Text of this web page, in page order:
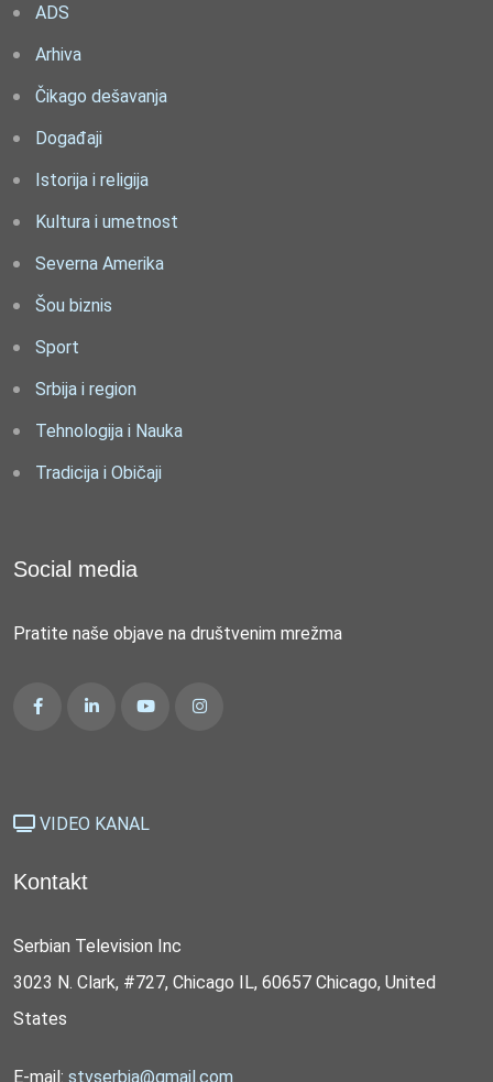
ADS
Arhiva
Čikago dešavanja
Događaji
Istorija i religija
Kultura i umetnost
Severna Amerika
Šou biznis
Sport
Srbija i region
Tehnologija i Nauka
Tradicija i Običaji
Social media
Pratite naše objave na društvenim mrežma
VIDEO KANAL
Kontakt
Serbian Television Inc
3023 N. Clark, #727, Chicago IL, 60657 Chicago, United
States
E-mail: stvserbia@gmail.com